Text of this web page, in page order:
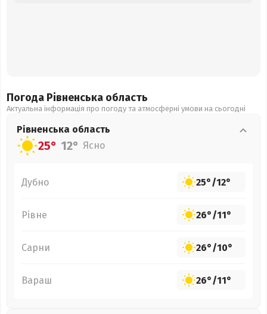
Погода Рівненська область
Актуальна інформація про погоду та атмосферні умови на сьогодні
Рівненська область
25° 12° Ясно
Дубно 25°/12°
Рівне 26°/11°
Сарни 26°/10°
Вараш 26°/11°